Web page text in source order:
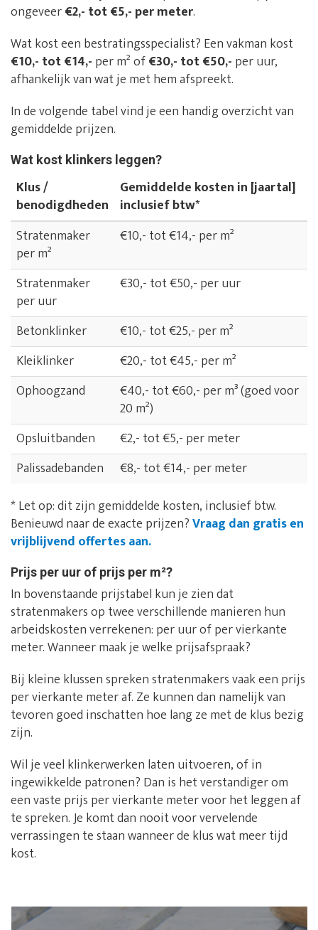
ongeveer€2,- tot €5,- per meter.
Wat kost een bestratingsspecialist? Een vakman kost
€10,- tot €14,- per m² of€30,- tot €50,- per uur,
afhankelijk van wat je met hem afspreekt.
In de volgende tabel vind je een handig overzicht van
gemiddelde prijzen.
Wat kost klinkers leggen?
Klus /
benodigdheden
Gemiddelde kosten in [jaartal]
inclusief btw*
Stratenmaker
per m²
€10,- tot €14,- per m²
Stratenmaker
per uur
€30,- tot €50,- per uur
Betonklinker
€10,- tot €25,- per m²
Kleiklinker
€20,- tot €45,- per m²
Ophoogzand
€40,- tot €60,- per m³ (goed voor
20 m²)
Opsluitbanden
€2,- tot €5,- per meter
Palissadebanden
€8,- tot €14,- per meter
* Let op: dit zijn gemiddelde kosten, inclusief btw.
Benieuwd naar de exacte prijzen?Vraag dan gratis en
vrijblijvend offertes aan.
Prijs per uur of prijs per m²?
In bovenstaande prijstabel kun je zien dat
stratenmakers op twee verschillende manieren hun
arbeidskosten verrekenen: per uur of per vierkante
meter. Wanneer maak je welke prijsafspraak?
Bij kleine klussen spreken stratenmakers vaak een prijs
per vierkante meter af. Ze kunnen dan namelijk van
tevoren goed inschatten hoe lang ze met de klus bezig
zijn.
Wil je veel klinkerwerken laten uitvoeren, of in
ingewikkelde patronen? Dan is het verstandiger om
een vaste prijs per vierkante meter voor het leggen af
te spreken. Je komt dan nooit voor vervelende
verrassingen te staan wanneer de klus wat meer tijd
kost.